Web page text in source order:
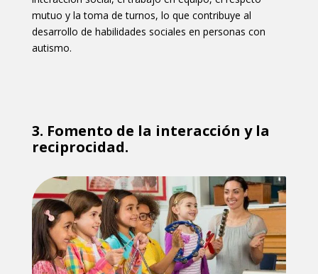
mutuo y la toma de turnos, lo que contribuye al
desarrollo de habilidades sociales en personas con
autismo.
3. Fomento de la interacción y la
reciprocidad.